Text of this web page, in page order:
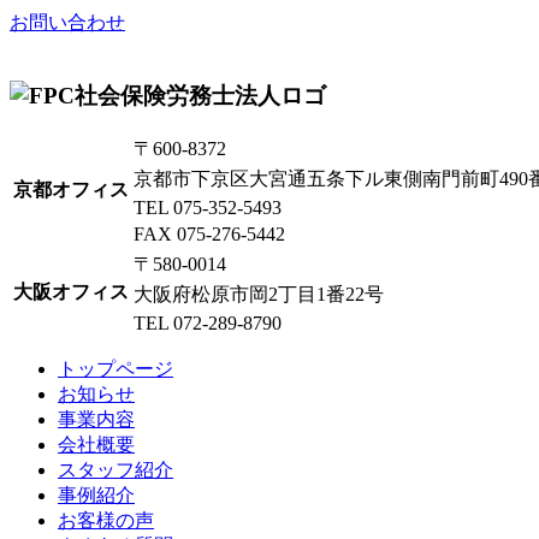
お問い合わせ
京都オフィス
〒600-8372
京都市下京区大宮通五条下ル東側南門前町490
TEL 075-352-5493
FAX 075-276-5442
大阪オフィス
〒580-0014
大阪府松原市岡2丁目1番22号
TEL 072-289-8790
トップページ
お知らせ
事業内容
会社概要
スタッフ紹介
事例紹介
お客様の声